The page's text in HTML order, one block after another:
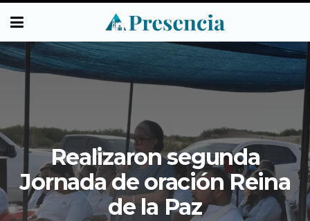
Realizaron segunda
Jornada de oración Reina
de la Paz